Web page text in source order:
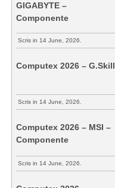
GIGABYTE –
Componente
Scris in 14 June, 2026.
Computex 2026 – G.Skill
Scris in 14 June, 2026.
Computex 2026 – MSI –
Componente
Scris in 14 June, 2026.